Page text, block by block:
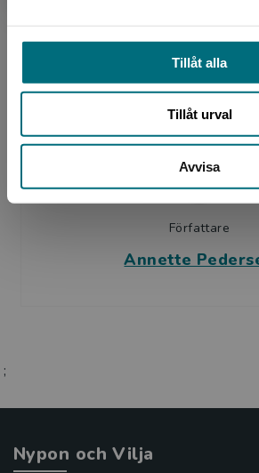
Tillåt alla
Tillåt urval
Avvisa
Britt
Författare
Annette
;
Nypon och Vilja